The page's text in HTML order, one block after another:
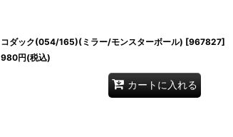
コダック(054/165)(ミラー/モンスターボール) [967827]
980円(税込)
カートに入れる